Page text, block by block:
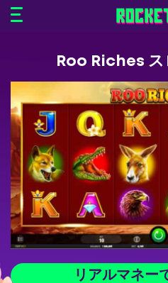
Roo Riches
リアルマネー